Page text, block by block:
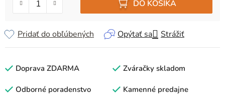
DO KOŠÍKA
Opýtať sa Strážiť
Pridať do obľúbených
Doprava ZDARMA Zváračky skladom
Odborné poradenstvo Kamenné predajne